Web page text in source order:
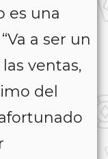
es una
a ser un
ventas,
del